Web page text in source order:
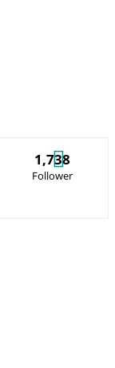
1,738
Follower